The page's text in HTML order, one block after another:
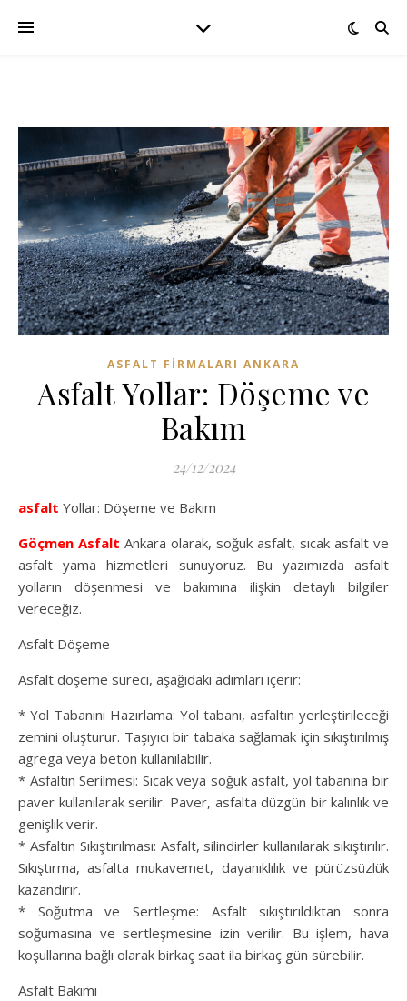
ASFALT FIRMALARI ANKARA
Asfalt Yollar: Döşeme ve
Bakım
24/12/2024
asfalt Yollar: Döşeme ve Bakım
Göçmen Asfalt Ankara olarak, soğuk asfalt, sıcak asfalt ve
asfalt yama hizmetleri sunuyoruz. Bu yazımızda asfalt
yolların döşenmesi ve bakımına ilişkin detaylı bilgiler
vereceğiz.
Asfalt Döşeme
Asfalt döşeme süreci, aşağıdaki adımları içerir:
* Yol Tabanını Hazırlama: Yol tabanı, asfaltın yerleştirileceği
zemini oluşturur. Taşıyıcı bir tabaka sağlamak için sıkıştırılmış
agrega veya beton kullanılabilir.
* Asfaltın Serilmesi: Sıcak veya soğuk asfalt, yol tabanına bir
paver kullanılarak serilir. Paver, asfalta düzgün bir kalınlık ve
genişlik verir.
* Asfaltın Sıkıştırılması: Asfalt, silindirler kullanılarak sıkıştırılır.
Sıkıştırma, asfalta mukavemet, dayanıklılık ve pürüzsüzlük
kazandırır.
* Soğutma ve Sertleşme: Asfalt sıkıştırıldıktan sonra
soğumasına ve sertleşmesine izin verilir. Bu işlem, hava
koşullarına bağlı olarak birkaç saat ila birkaç gün sürebilir.
Asfalt Bakımı